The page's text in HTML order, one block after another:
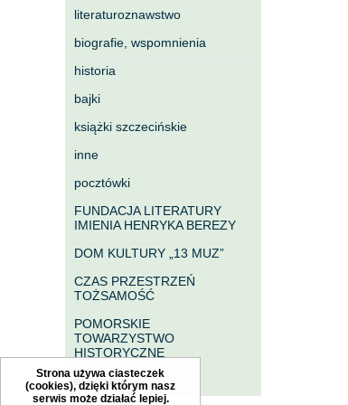
Strona używa ciasteczek
(cookies), dzięki którym nasz
serwis może działać lepiej.
literaturoznawstwo
biografie, wspomnienia
historia
bajki
książki szczecińskie
inne
pocztówki
FUNDACJA LITERATURY
IMIENIA HENRYKA BEREZY
DOM KULTURY „13 MUZ”
CZAS PRZESTRZEŃ
TOŻSAMOŚĆ
POMORSKIE
TOWARZYSTWO
HISTORYCZNE
eleWator